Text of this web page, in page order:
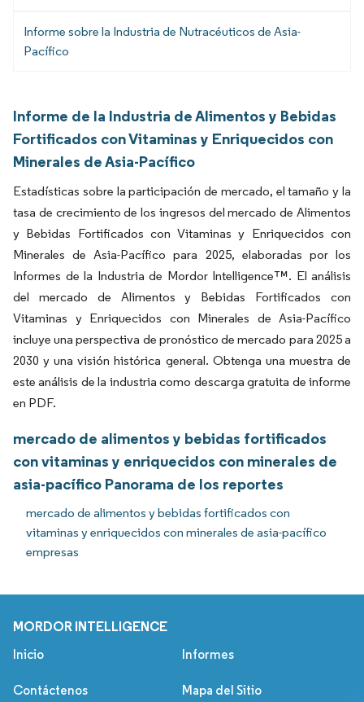
Informe sobre la Industria de Nutracéuticos de Asia-
Pacífico
Informe de la Industria de Alimentos y Bebidas
Fortificados con Vitaminas y Enriquecidos con
Minerales de Asia-Pacífico
Estadísticas sobre la participación de mercado, el tamaño y la
tasa de crecimiento de los ingresos del mercado de Alimentos
y Bebidas Fortificados con Vitaminas y Enriquecidos con
Minerales de Asia-Pacífico para 2025, elaboradas por los
Informes de la Industria de Mordor Intelligence™. El análisis
del mercado de Alimentos y Bebidas Fortificados con
Vitaminas y Enriquecidos con Minerales de Asia-Pacífico
incluye una perspectiva de pronóstico de mercado para 2025 a
2030 y una visión histórica general. Obtenga una muestra de
este análisis de la industria como descarga gratuita de informe
en PDF.
mercado de alimentos y bebidas fortificados
con vitaminas y enriquecidos con minerales de
asia-pacífico Panorama de los reportes
mercado de alimentos y bebidas fortificados con
vitaminas y enriquecidos con minerales de asia-pacífico
empresas
MORDOR INTELLIGENCE
Inicio Informes
Contáctenos Mapa del Sitio